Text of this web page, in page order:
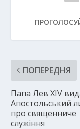
ПОПЕРЕДНЯ
Папа Лев XIV
Апостольський
про священниче
служіння